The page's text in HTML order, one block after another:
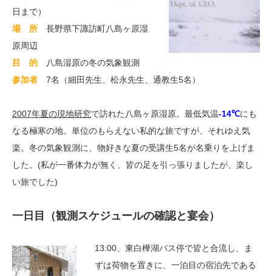
日まで）
場 所 長野県下諏訪町八島ヶ原湿
原周辺
目 的 八島湿原の冬の気象観測
参加者 7名（細田先生、松永先生、通教生5名）
2007年夏の現地研究で訪れた八島ヶ原湿原。最低気温-14℃にも
なる極寒の地。単位のもらえない私的な旅ですが、それゆえ気
楽。冬の気象観測に、物好きな夏の受講生5名が名乗りを上げま
した。(私が一番体力が無く、皆の足を引っ張りましたが、楽し
い旅でした)
一日目（観測スケジュールの確認と宴会）
13:00、東白樺湖バス停で皆と合流し、ま
ずは荷物を置きに、一泊目の宿泊先である